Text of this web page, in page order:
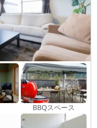
BBQスペース